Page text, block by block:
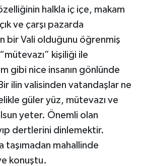
halkla iç içe, makam
ve çarşı pazarda
bir Vali olduğunu öğrenmiş
kişiliği ile
gibi nice insanın gönlünde
ilin valisinden vatandaşlar ne
güler yüz, mütevazı ve
yeter. Önemli olan
dertlerini dinlemektir.
taşımadan mahallinde
konuştu.